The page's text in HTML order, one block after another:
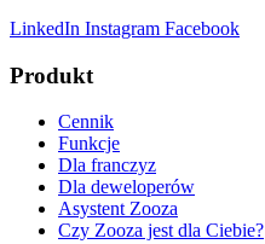
LinkedIn Instagram Facebook
Produkt
Cennik
Funkcje
Dla franczyz
Dla deweloperów
Asystent Zooza
Czy Zooza jest dla Ciebie?